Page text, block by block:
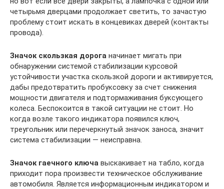
четырьмя дверцами продолжает светить, то зачастую
проблему стоит искать в концевиках дверей (контакты
провода).
Значок скользкая дорога начинает мигать при
обнаружении системой стабилизации курсовой
устойчивости участка скользкой дороги и активируется,
дабы предотвратить пробуксовку за счет снижения
мощности двигателя и подтормаживания буксующего
колеса. Беспокоится в такой ситуации не стоит. Но
когда возле такого индикатора появился ключ,
треугольник или перечеркнутый значок заноса, значит
система стабилизации — неисправна.
Значок гаечного ключа выскакивает на табло, когда
приходит пора произвести техническое обслуживание
автомобиля. Является информационным индикатором и